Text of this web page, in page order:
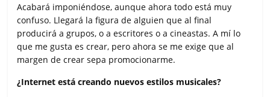
Acabará imponiéndose, aunque ahora todo está muy
confuso. Llegará la figura de alguien que al final
producirá a grupos, o a escritores o a cineastas. A mí lo
que me gusta es crear, pero ahora se me exige que al
margen de crear sepa promocionarme.
¿Internet está creando nuevos estilos musicales?